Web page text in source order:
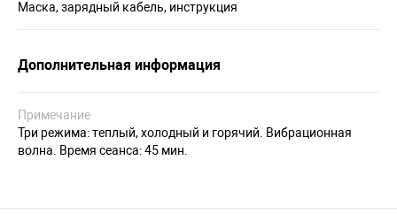
Маска, зарядный кабель, инструкция
Дополнительная информация
Примечание
Три режима: теплый, холодный и горячий. Вибрационная
волна. Время сеанса: 45 мин.